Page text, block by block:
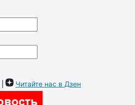
| Читайте нас в Дзен